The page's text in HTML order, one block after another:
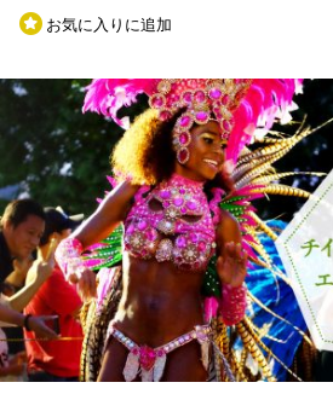
お気に入りに追加